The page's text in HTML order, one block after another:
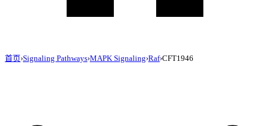
首页›Signaling Pathways›MAPK Signaling›Raf›CFT1946